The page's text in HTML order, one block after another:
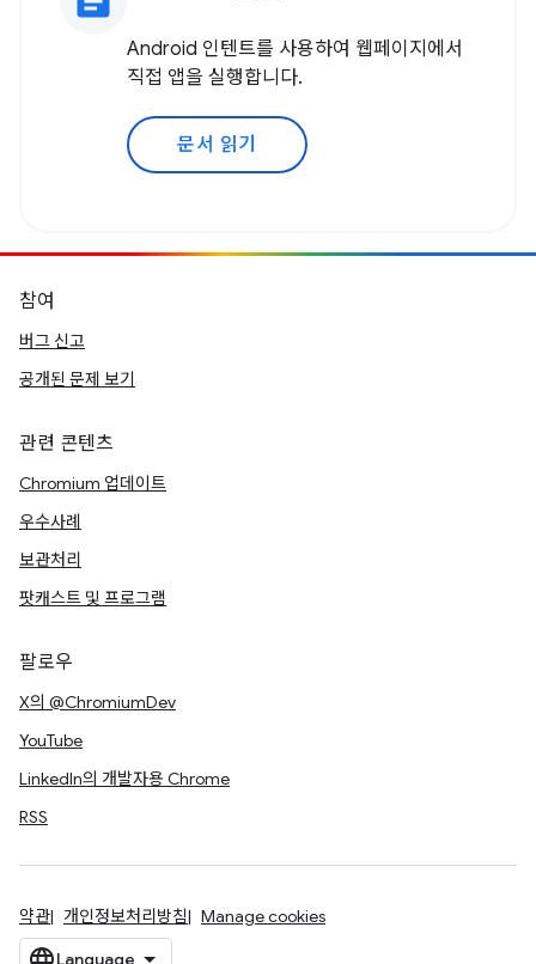
Android 인텐트를 사용하여 웹페이지에서
직접 앱을 실행합니다.
문서 읽기
참여
버그 신고
공개된 문제 보기
관련 콘텐츠
Chromium 업데이트
우수사례
보관처리
팟캐스트 및 프로그램
팔로우
X의 @ChromiumDev
YouTube
LinkedIn의 개발자용 Chrome
RSS
약관 개인정보처리방침 Manage cookies